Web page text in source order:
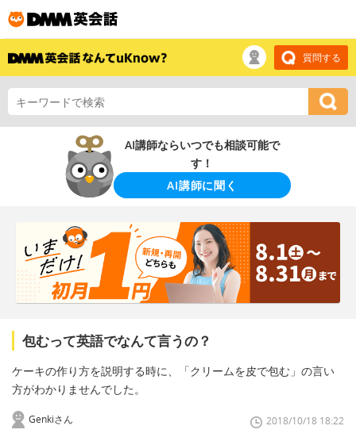
質問する
AI講師ならいつでも相談可能で
す！
AI講師に聞く
包むって英語でなんて言うの？
ケーキの作り方を説明する時に、「クリームを皮で包む」の言い
方がわかりませんでした。
Genkiさん 2018/10/18 18:22